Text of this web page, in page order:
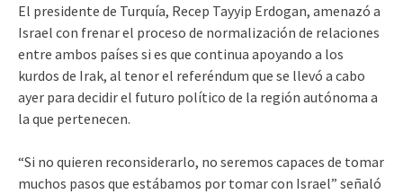
El presidente de Turquía, Recep Tayyip Erdogan, amenazó a
Israel con frenar el proceso de normalización de relaciones
entre ambos países si es que continua apoyando a los
kurdos de Irak, al tenor el referéndum que se llevó a cabo
ayer para decidir el futuro político de la región autónoma a
la que pertenecen.
“Si no quieren reconsiderarlo, no seremos capaces de tomar
muchos pasos que estábamos por tomar con Israel” señaló